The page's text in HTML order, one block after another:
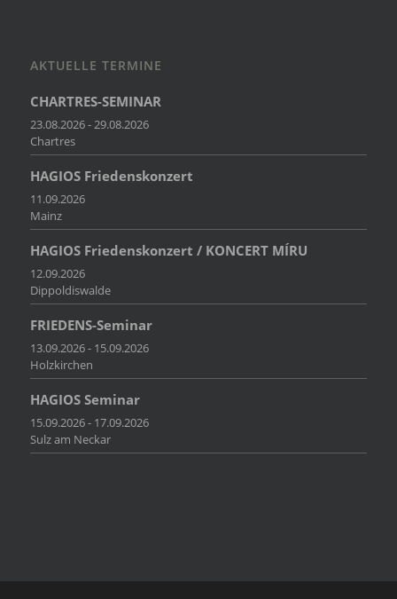
AKTUELLE TERMINE
CHARTRES-SEMINAR
23.08.2026 - 29.08.2026
Chartres
HAGIOS Friedenskonzert
11.09.2026
Mainz
HAGIOS Friedenskonzert / KONCERT MÍRU
12.09.2026
Dippoldiswalde
FRIEDENS-Seminar
13.09.2026 - 15.09.2026
Holzkirchen
HAGIOS Seminar
15.09.2026 - 17.09.2026
Sulz am Neckar